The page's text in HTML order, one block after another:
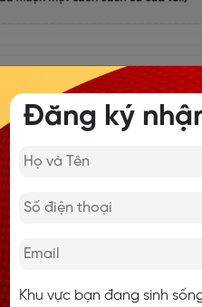
trò là danh từ và
mine còn được sử dụng
dưới lòng đất.
đề cập đến những mỏ khai
or system of holes
Đăng ký
Khu vực bạn đang sinh